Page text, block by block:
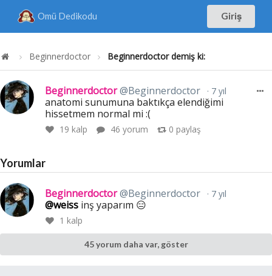
Omü Dedikodu Giriş
Beginnerdoctor Beginnerdoctor demiş ki:
Beginnerdoctor@Beginnerdoctor 7 yıl
anatomi sunumuna baktıkça elendiğimi
hissetmem normal mi :(
19 kalp 46 yorum 0 paylaş
Yorumlar
Beginnerdoctor@Beginnerdoctor 7 yıl
@weiss inş yaparım 😑
1 kalp
45 yorum daha var, göster